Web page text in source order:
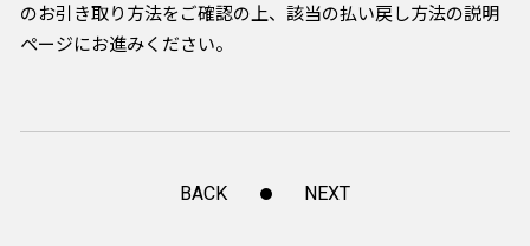
のお引き取り方法をご確認の上、該当の払い戻し方法の説明
ページにお進みください。
BACK NEXT